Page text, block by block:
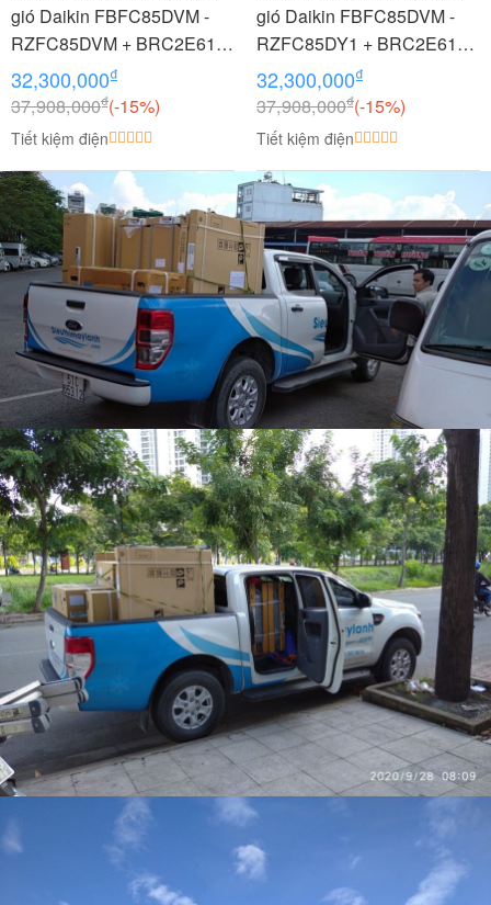
gió Daikin FBFC85DVM -
RZFC85DVM + BRC2E61
3.5 HP (3.5 Ngựa) Inverter
32,300,000₫
37,908,000₫(-15%)
Tiết kiệm điện
gió Daikin FBFC85DVM -
RZFC85DY1 + BRC2E61
3.5 HP (3.5 Ngựa) Inverter -
3 pha
32,300,000₫
37,908,000₫(-15%)
Tiết kiệm điện